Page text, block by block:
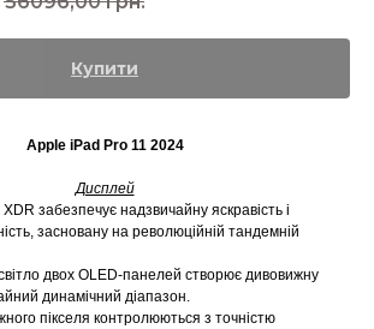
Купити
Apple iPad Pro 11 2024
Дисплей
забезпечує надзвичайну яскравість і
засновану на революційній тандемній
двох OLED-панелей створює дивовижну
динамічний діапазон.
пікселя контролюються з точністю